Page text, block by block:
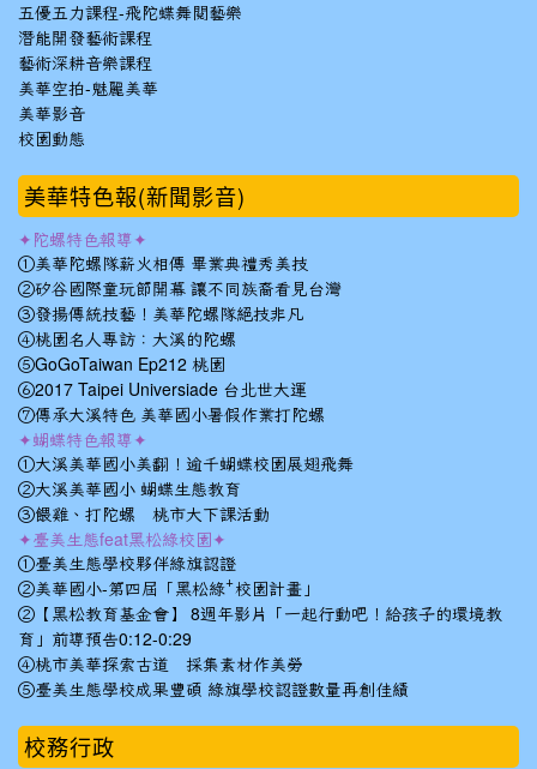
五優五力課程-飛陀蝶舞閱藝樂
潛能開發藝術課程
藝術深耕音樂課程
美華空拍-魅麗美華
美華影音
校園動態
美華特色報(新聞影音)
✦陀螺特色報導✦
①美華陀螺隊薪火相傳 畢業典禮秀美技
②矽谷國際童玩節開幕 讓不同族裔看見台灣
③發揚傳統技藝！美華陀螺隊絕技非凡
④桃園名人專訪：大溪的陀螺
⑤GoGoTaiwan Ep212 桃園
⑥2017 Taipei Universiade 台北世大運
⑦傳承大溪特色 美華國小暑假作業打陀螺
✦蝴蝶特色報導✦
①大溪美華國小美翻！逾千蝴蝶校園展翅飛舞
②大溪美華國小 蝴蝶生態教育
③餵雞、打陀螺 桃市大下課活動
✦臺美生態feat黑松綠校園✦
①臺美生態學校夥伴綠旗認證
②美華國小-第四屆「黑松綠⁺校園計畫」
②【黑松教育基金會】 8週年影片「一起行動吧！給孩子的環境教
育」前導預告0:12-0:29
④桃市美華探索古道 採集素材作美勞
⑤臺美生態學校成果豐碩 綠旗學校認證數量再創佳績
校務行政